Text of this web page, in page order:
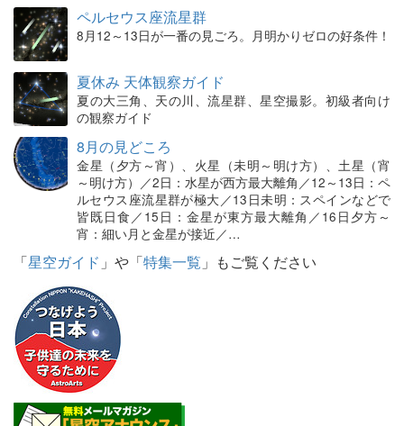
ペルセウス座流星群
8月12～13日が一番の見ごろ。月明かりゼロの好条件！
夏休み 天体観察ガイド
夏の大三角、天の川、流星群、星空撮影。初級者向け
の観察ガイド
8月の見どころ
金星（夕方～宵）、火星（未明～明け方）、土星（宵
～明け方）／2日：水星が西方最大離角／12～13日：ペ
ルセウス座流星群が極大／13日未明：スペインなどで
皆既日食／15日：金星が東方最大離角／16日夕方～
宵：細い月と金星が接近／…
「星空ガイド 」や「特集一覧 」もご覧ください